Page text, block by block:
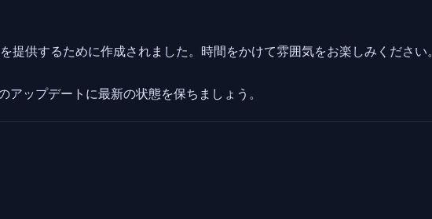
提供するために作成されました。時間をかけて雰囲気をお楽しみください。
ップデートに最新の状態を保ちましょう。